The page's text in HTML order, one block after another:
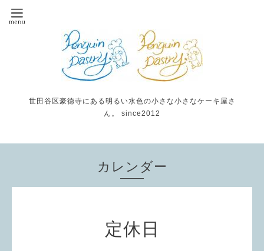
世田谷区豪徳寺にある明るい水色の小さな小さなケーキ屋さ
ん。 since2012
カレンダー
定休日